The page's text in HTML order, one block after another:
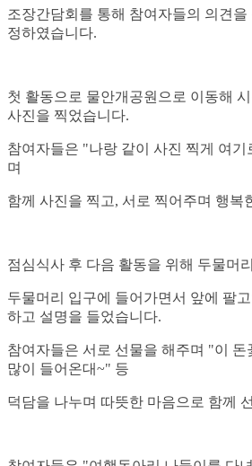
조장간담회를 통해 참여자들의 의견을
정하였습니다.
첫 활동으로 물안개공원으로 이동해
사진을 찍었습니다.
참여자들은 "나랑 같이 사진 찍게 여
며
함께 사진을 찍고, 서로 찍어주며 행복
점심식사 후 다음 활동을 위해 두물머
두물머리 입구에 들어가면서 앞에 팔
하고 설명을 들었습니다.
참여자들은 서로 선물을 해주며 "이 돈
많이 들어온대~" 등
덕담을 나누며 따뜻한 마음으로 함께